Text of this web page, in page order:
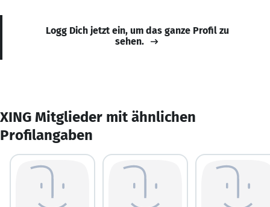
Logg Dich jetzt ein, um das ganze Profil zu
sehen.
XING Mitglieder mit ähnlichen
Profilangaben